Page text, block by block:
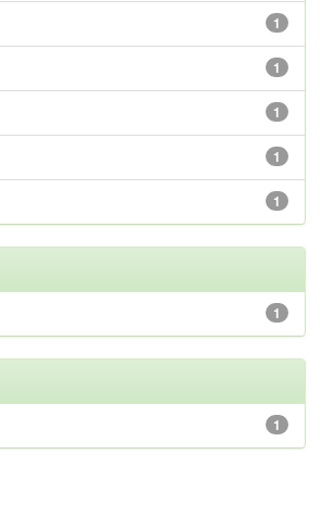
1
1
1
1
1
1
1